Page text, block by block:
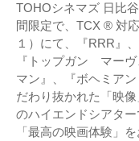
TOHOシネマズ 日比
間限定で、TCX ® 対
１）にて、『RRR』
『トップガン マー
マン』、『ボヘミア
だわり抜かれた「映
のハイエンドシアター
「最高の映画体験」